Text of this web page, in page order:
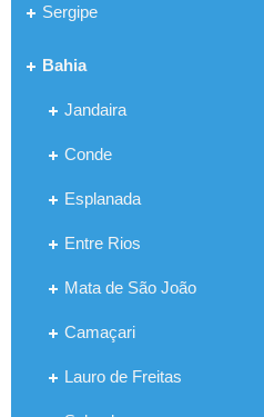
Sergipe
Bahia
Jandaira
Conde
Esplanada
Entre Rios
Mata de São João
Camaçari
Lauro de Freitas